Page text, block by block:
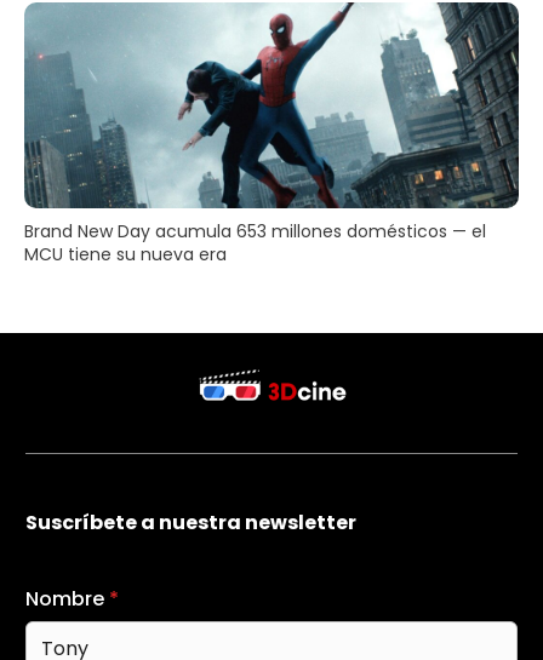
Brand New Day acumula 653 millones domésticos — el
MCU tiene su nueva era
Suscríbete a nuestra newsletter
Nombre *